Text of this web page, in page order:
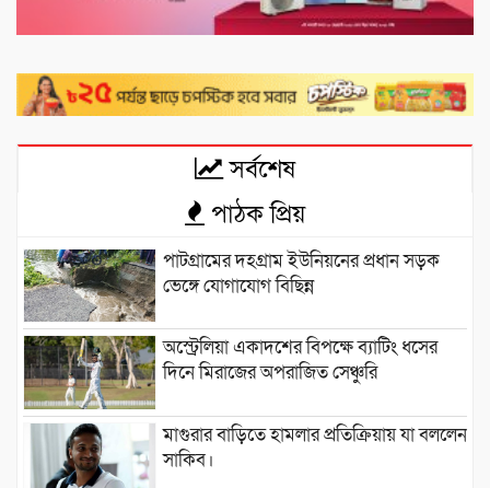
সর্বশেষ
পাঠক প্রিয়
পাটগ্রামের দহগ্রাম ইউনিয়নের প্রধান সড়ক
ভেঙ্গে যোগাযোগ বিছিন্ন
অস্ট্রেলিয়া একাদশের বিপক্ষে ব্যাটিং ধসের
দিনে মিরাজের অপরাজিত সেঞ্চুরি
মাগুরার বাড়িতে হামলার প্রতিক্রিয়ায় যা বললেন
সাকিব।